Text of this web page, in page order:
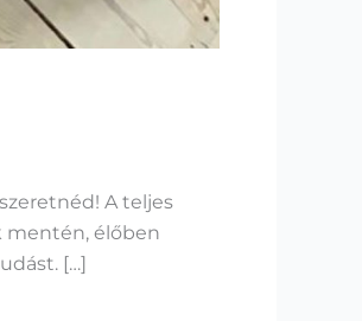
A teljes
mentén, élőben
[…]